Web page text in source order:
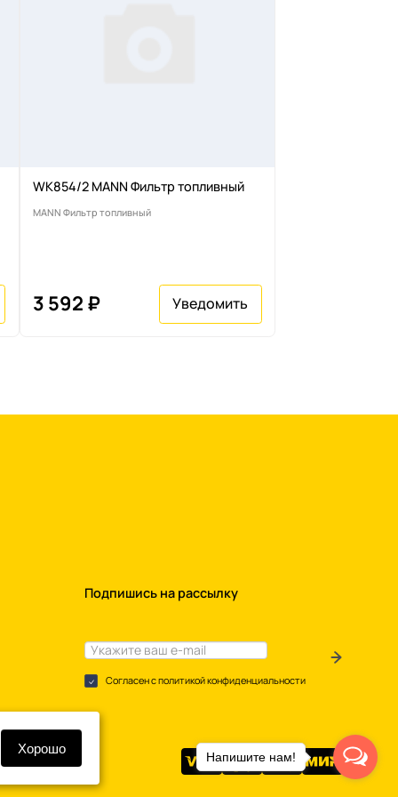
WK854/2 MANN Фильтр топливный
MANN Фильтр топливный
3 592 ₽
Подпишись на рассылку
Согласен с политикой конфиденциальности
Хорошо Напишите нам!